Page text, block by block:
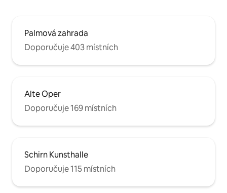
Palmová zahrada
Doporučuje 403 místních
Alte Oper
Doporučuje 169 místních
Schirn Kunsthalle
Doporučuje 115 místních